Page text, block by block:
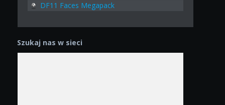
DF11 Faces Megapack
Szukaj nas w sieci